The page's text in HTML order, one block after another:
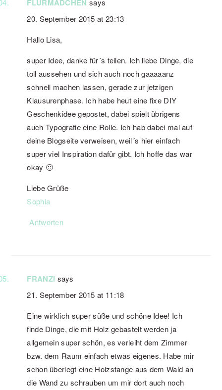
FLURMÄDCHEN says
20. September 2015 at 23:13
Hallo Lisa,
super Idee, danke für´s teilen. Ich liebe Dinge, die
toll aussehen und sich auch noch gaaaaanz
schnell machen lassen, gerade zur jetzigen
Klausurenphase. Ich habe heut eine fixe DIY
Geschenkidee gepostet, dabei spielt übrigens
auch Typografie eine Rolle. Ich hab dabei mal auf
deine Blogseite verweisen, weil´s hier einfach
super viel Inspiration dafür gibt. Ich hoffe das war
okay 🙂
Liebe Grüße
Sophia
Antworten
FRANZI says
21. September 2015 at 11:18
Eine wirklich super süße und schöne Idee! Ich
finde Dinge, die mit Holz gebastelt werden ja
allgemein super schön, es verleiht dem Zimmer
bzw. dem Raum einfach etwas eigenes. Habe mir
schon überlegt eine Holzstange aus dem Wald an
die Wand zu schrauben um mir dort auch noch